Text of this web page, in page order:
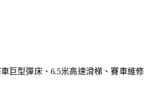
巨型彈床、6.5米高速滑梯、賽車維修